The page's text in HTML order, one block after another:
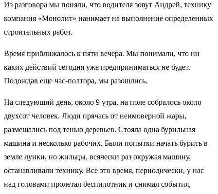
Из разговора мы поняли, что водителя зовут Андрей, технику
компания «Монолит» нанимает на выполнение определенных
строительных работ.
Время приближалось к пяти вечера. Мы понимали, что ни
каких действий сегодня уже предприниматься не будет.
Подождав еще час-полтора, мы разошлись.
На следующий день, около 9 утра, на поле собралось около
двухсот человек. Люди прячась от неимоверной жары,
размещались под тенью деревьев. Стояла одна бурильная
машина и несколько рабочих. Были попытки начать бурить в
земле лунки, но жильцы, всячески раз окружая машину,
останавливали технику. Все это время, периодически, у нас
над головами пролетал беспилотник и снимал события,